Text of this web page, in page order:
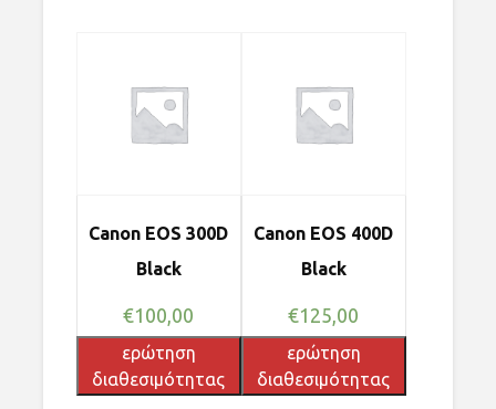
Canon EOS 300D
Black
€100,00
ερώτηση
διαθεσιμότητας
Canon EOS 400D
Black
€125,00
ερώτηση
διαθεσιμότητας